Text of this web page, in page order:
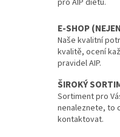
pro AIP dietu.
E-SHOP
Naše kvalitní
kvalitě, ocení
pravidel AIP.
ŠIROKÝ
Sortiment pro
nenaleznete, to
kontaktovat.